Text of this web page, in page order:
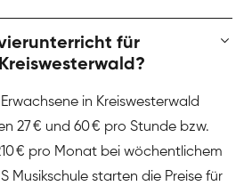
für
in Kreiswesterwald
27 € und 60 € pro Stunde bzw.
€ pro Monat bei wöchentlichem
Musikschule starten die Preise für